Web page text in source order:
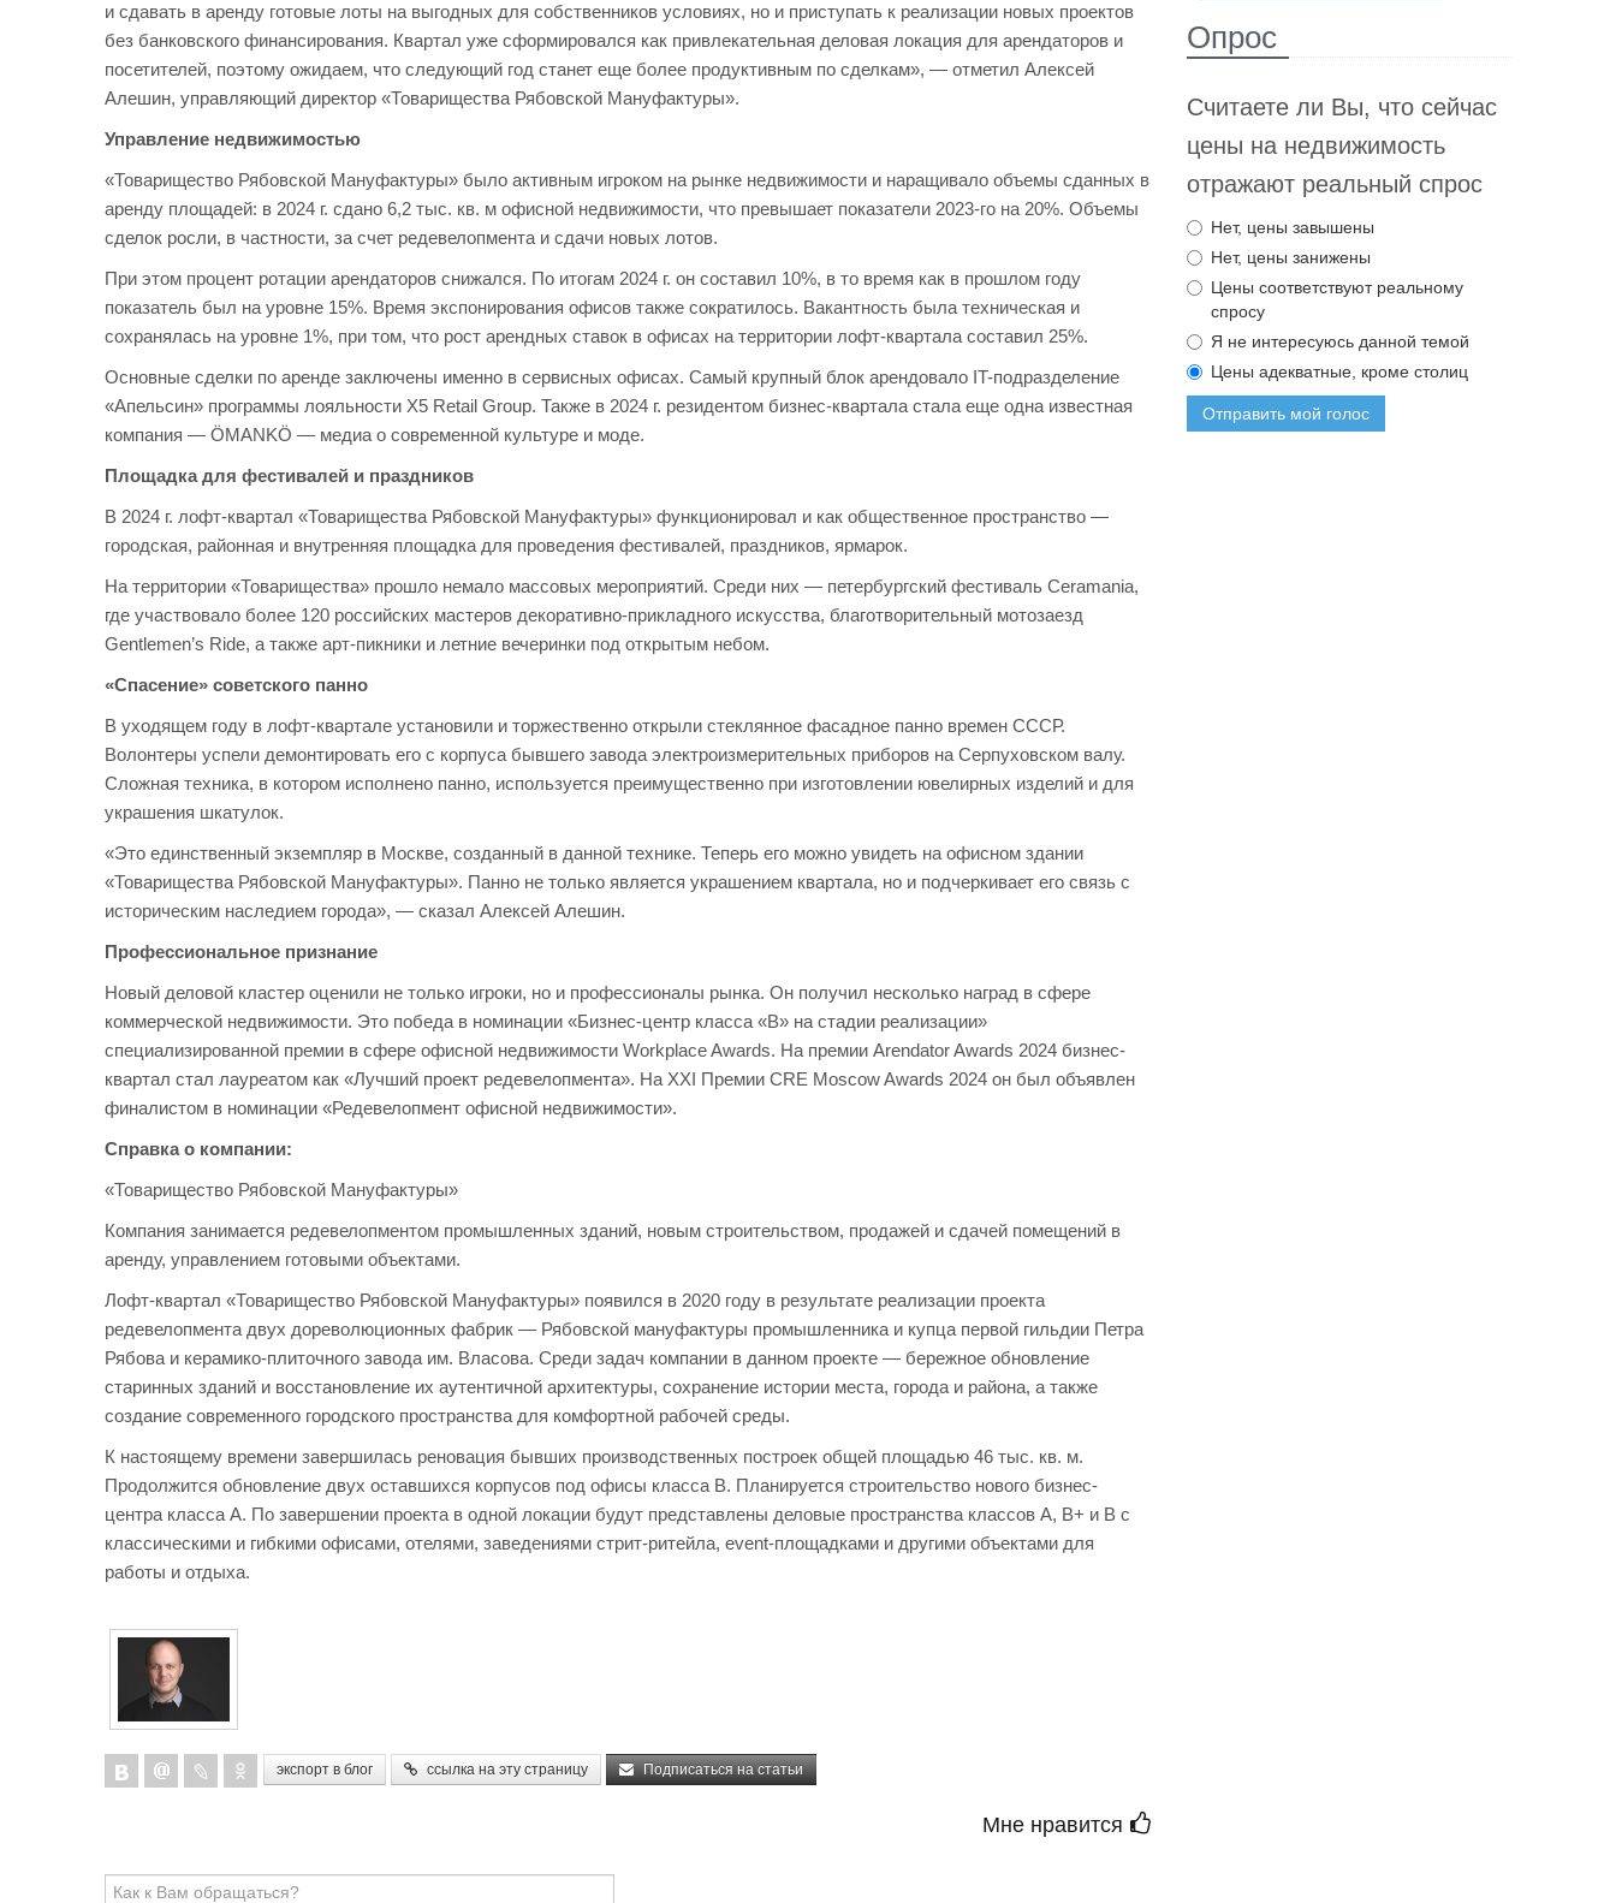
и сдавать в аренду готовые лоты на выгодных для собственников условиях, но и приступать к реализации новых проектов
без банковского финансирования. Квартал уже сформировался как привлекательная деловая локация для арендаторов и
посетителей, поэтому ожидаем, что следующий год станет еще более продуктивным по сделкам», — отметил Алексей
Алешин, управляющий директор «Товарищества Рябовской Мануфактуры».
Управление недвижимостью
«Товарищество Рябовской Мануфактуры» было активным игроком на рынке недвижимости и наращивало объемы сданных в
аренду площадей: в 2024 г. сдано 6,2 тыс. кв. м офисной недвижимости, что превышает показатели 2023-го на 20%. Объемы
сделок росли, в частности, за счет редевелопмента и сдачи новых лотов.
При этом процент ротации арендаторов снижался. По итогам 2024 г. он составил 10%, в то время как в прошлом году
показатель был на уровне 15%. Время экспонирования офисов также сократилось. Вакантность была техническая и
сохранялась на уровне 1%, при том, что рост арендных ставок в офисах на территории лофт-квартала составил 25%.
Основные сделки по аренде заключены именно в сервисных офисах. Самый крупный блок арендовало IT-подразделение
«Апельсин» программы лояльности X5 Retail Group. Также в 2024 г. резидентом бизнес-квартала стала еще одна известная
компания — ÖMANKÖ — медиа о современной культуре и моде.
Площадка для фестивалей и праздников
В 2024 г. лофт-квартал «Товарищества Рябовской Мануфактуры» функционировал и как общественное пространство —
городская, районная и внутренняя площадка для проведения фестивалей, праздников, ярмарок.
На территории «Товарищества» прошло немало массовых мероприятий. Среди них — петербургский фестиваль Ceramania,
где участвовало более 120 российских мастеров декоративно-прикладного искусства, благотворительный мотозаезд
Gentlemen’s Ride, а также арт-пикники и летние вечеринки под открытым небом.
«Спасение» советского панно
В уходящем году в лофт-квартале установили и торжественно открыли стеклянное фасадное панно времен СССР.
Волонтеры успели демонтировать его с корпуса бывшего завода электроизмерительных приборов на Серпуховском валу.
Сложная техника, в котором исполнено панно, используется преимущественно при изготовлении ювелирных изделий и для
украшения шкатулок.
«Это единственный экземпляр в Москве, созданный в данной технике. Теперь его можно увидеть на офисном здании
«Товарищества Рябовской Мануфактуры». Панно не только является украшением квартала, но и подчеркивает его связь с
историческим наследием города», — сказал Алексей Алешин.
Профессиональное признание
Новый деловой кластер оценили не только игроки, но и профессионалы рынка. Он получил несколько наград в сфере
коммерческой недвижимости. Это победа в номинации «Бизнес-центр класса «В» на стадии реализации»
специализированной премии в сфере офисной недвижимости Workplace Awards. На премии Arendator Awards 2024 бизнес-
квартал стал лауреатом как «Лучший проект редевелопмента». На XXI Премии CRE Moscow Awards 2024 он был объявлен
финалистом в номинации «Редевелопмент офисной недвижимости».
Справка о компании:
«Товарищество Рябовской Мануфактуры»
Компания занимается редевелопментом промышленных зданий, новым строительством, продажей и сдачей помещений в
аренду, управлением готовыми объектами.
Лофт-квартал «Товарищество Рябовской Мануфактуры» появился в 2020 году в результате реализации проекта
редевелопмента двух дореволюционных фабрик — Рябовской мануфактуры промышленника и купца первой гильдии Петра
Рябова и керамико-плиточного завода им. Власова. Среди задач компании в данном проекте — бережное обновление
старинных зданий и восстановление их аутентичной архитектуры, сохранение истории места, города и района, а также
создание современного городского пространства для комфортной рабочей среды.
К настоящему времени завершилась реновация бывших производственных построек общей площадью 46 тыс. кв. м.
Продолжится обновление двух оставшихся корпусов под офисы класса В. Планируется строительство нового бизнес-
центра класса А. По завершении проекта в одной локации будут представлены деловые пространства классов А, В+ и В с
классическими и гибкими офисами, отелями, заведениями стрит-ритейла, event-площадками и другими объектами для
работы и отдыха.
экспорт в блог ссылка на эту страницу Подписаться на статьи
Мне нравится
Опрос
Считаете ли Вы, что сейчас
цены на недвижимость
отражают реальный спрос
Нет, цены завышены
Нет, цены занижены
Цены соответствуют реальному
спросу
Я не интересуюсь данной темой
Цены адекватные, кроме столиц
Отправить мой голос